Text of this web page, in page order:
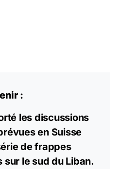
:
les discussions
en Suisse
de frappes
sur le sud du Liban.